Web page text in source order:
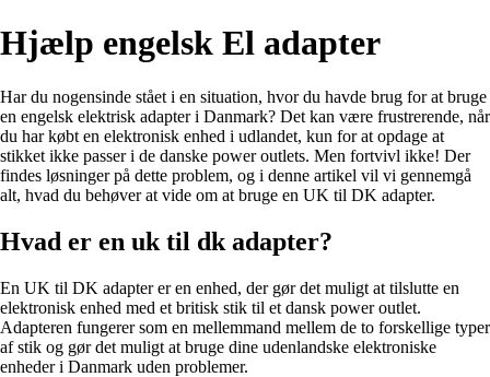
Hjælp engelsk El adapter
Har du nogensinde stået i en situation, hvor du havde brug for at bruge
en engelsk elektrisk adapter i Danmark? Det kan være frustrerende, når
du har købt en elektronisk enhed i udlandet, kun for at opdage at
stikket ikke passer i de danske power outlets. Men fortvivl ikke! Der
findes løsninger på dette problem, og i denne artikel vil vi gennemgå
alt, hvad du behøver at vide om at bruge en UK til DK adapter.
Hvad er en uk til dk adapter?
En UK til DK adapter er en enhed, der gør det muligt at tilslutte en
elektronisk enhed med et britisk stik til et dansk power outlet.
Adapteren fungerer som en mellemmand mellem de to forskellige typer
af stik og gør det muligt at bruge dine udenlandske elektroniske
enheder i Danmark uden problemer.